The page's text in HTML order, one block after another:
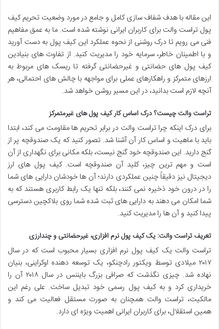
این مقاله با هدف شفاف سازی کامل و جامع در مورد وضعیت تحریم کیف
پول تراست والت برای کاربران ایرانی نوشته شده است. ما به عمق مفاهیم
فنی می رویم تا درک روشنی از نحوه عملکرد این کیف پول به دست آورید
و با اطمینان خاطر، سرمایه خود را مدیریت کنید. از تفاوت های بنیادین
کیف پول های حضانتی و غیرحضانتی گرفته تا ریسک های مربوط به
ارزهای متمرکز و راهکارهای عملی برای مواجهه با چالش های احتمالی، هر
آنچه لازم است بدانید، در این مسیر روشن خواهد شد.
تراست والت چیست؟ درک اساس کار کیف پول های غیرمتمرکز
برای درک اینکه چرا تراست والت در برابر تحریم ها مقاومت می کند، ابتدا
باید با ماهیت و اساس کار آن آشنا شد. تصور کنید که یک صندوقچه پر از
گنج دارید. این صندوقچه خود گنج نیست، بلکه مکانی برای نگهداری از آن
است و مهم ترین چیز، کلید آن صندوقچه است. کیف پول های ارز
دیجیتال نیز دقیقاً چنین عملکردی دارند؛ آن ها خودشان دارایی های شما
را در درون خود ذخیره نمی کنند، بلکه تنها یک رابط کاربری هستند که به
شما امکان می دهند به دارایی های ثبت شده شما روی بلاکچین دسترسی
پیدا کنید و آن ها را مدیریت کنید.
تعریف تراست والت: یک کیف پول نرم افزاری، غیرحضانتی و چندارزی
تراست والت یک کیف پول نرم افزاری بسیار محبوب است که در سال
۲۰۱۷ میلادی توسط ویکتور رادچنکو، یک توسعه دهنده اوکراینی، بنیان
نهاده شد. چیزی نگذشت که صرافی بزرگ بایننس در سال ۲۰۱۸ آن را
خریداری کرد و به کیف پول رسمی خود تبدیل ساخت. علی رغم این
مالکیت، تراست والت همچنان به صورت مستقل فعالیت می کند و
همین استقلال، برای کاربران ایرانی اهمیت ویژه ای دارد.